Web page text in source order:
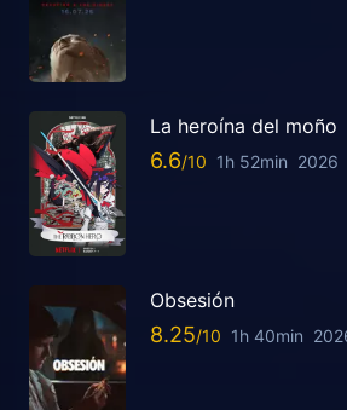
La heroína del moño
6.6 1h 52min 2026
Obsesión
8.25 1h 40min